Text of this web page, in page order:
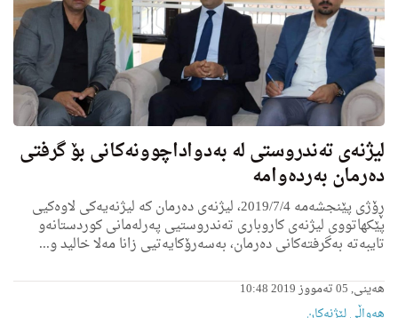
لیژنەی ته‌ندروستی له‌ به‌دواداچوونه‌كانى بۆ گرفتی
ده‌رمان به‌رده‌وامه‌
ڕۆژى پێنجشەمە 2019/7/4، لیژنەی دەرمان كه‌ لیژنه‌یه‌كی لاوه‌كیى
پێكهاتووى لیژنه‌ی كاروبارى ته‌ندروستیى په‌رله‌مانى كوردستانه‌و
تایبه‌ته‌ به‌گرفته‌كانی ده‌رمان، بەسەرۆکایەتیى زانا مه‌لا خالید و...
ھەینی, 05 تەمووز 2019 10:48